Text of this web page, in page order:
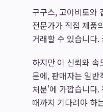
구구스, 고이비토와
전문가가 직접 제품
거래할 수 있습니다
하지만 이 신뢰와
문에, 판매자는 일
처분'에 가깝습니다.
때까지 기다려야 하